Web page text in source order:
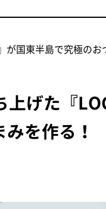
が国東半島で究極のお
上げた『
を作る！